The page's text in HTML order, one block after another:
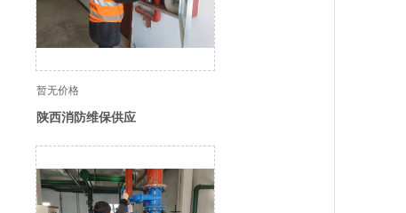
暂无价格
陕西消防维保供应